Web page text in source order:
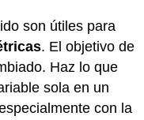
son útiles para
. El objetivo de
Haz lo que
sola en un
con la